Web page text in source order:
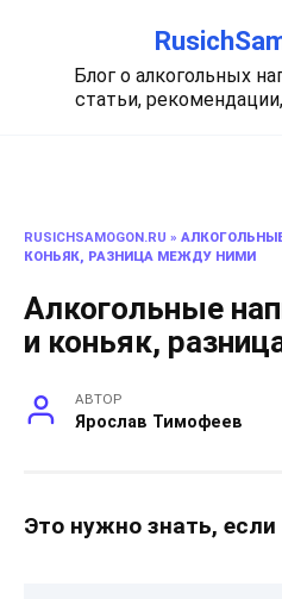
содержаниюБлог о алкогольных
статьи,
RUSICHSAMOGON.RU »
КОНЬЯК, РАЗНИЦА МЕЖДУ НИМИ
Алкогольные
и коньяк,
АВТОР
Ярослав Тимофеев
Это нужно знать,